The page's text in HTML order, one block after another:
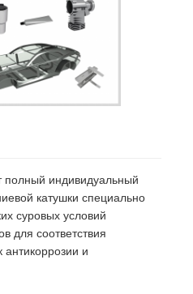
полный индивидуальный
катушки специально
суровых условий
для соответствия
и